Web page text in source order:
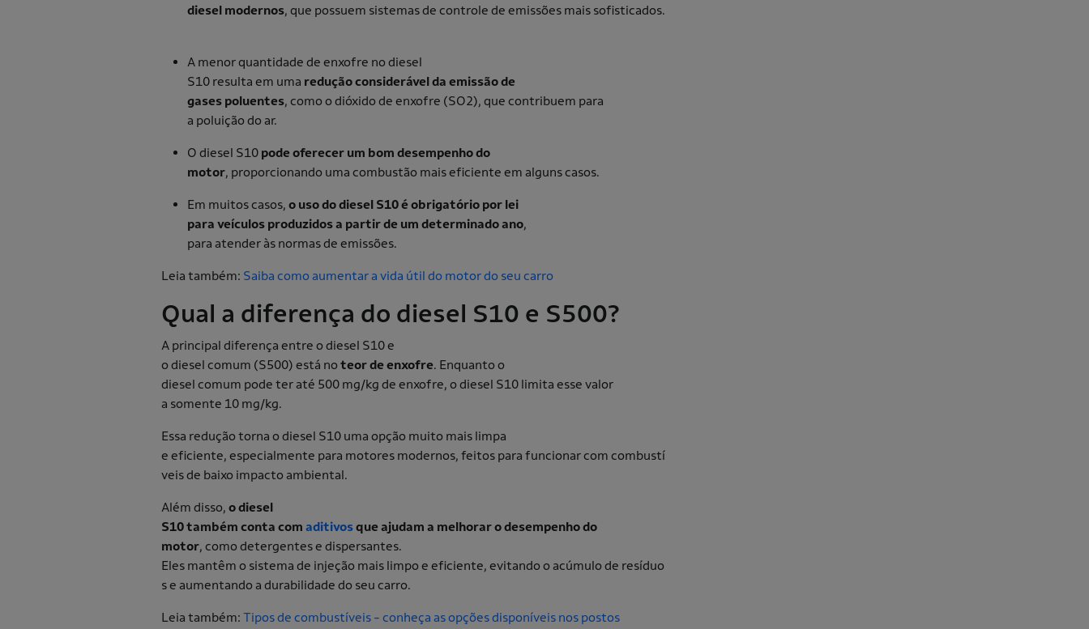
diesel modernos, que possuem sistemas de controle de emissões mais sofisticados.
A menor quantidade de enxofre no diesel
S10 resulta em uma redução considerável da emissão de
gases poluentes, como o dióxido de enxofre (SO2), que contribuem para
a poluição do ar.
O diesel S10 pode oferecer um bom desempenho do
motor, proporcionando uma combustão mais eficiente em alguns casos.
Em muitos casos, o uso do diesel S10 é obrigatório por lei
para veículos produzidos a partir de um determinado ano,
para atender às normas de emissões.
Leia também: Saiba como aumentar a vida útil do motor do seu carro
Qual a diferença do diesel S10 e S500?
A principal diferença entre o diesel S10 e
o diesel comum (S500) está noteor de enxofre. Enquanto o
diesel comum pode ter até 500 mg/kg de enxofre, o diesel S10 limita esse valor
a somente 10 mg/kg.
Essa redução torna o diesel S10 uma opção muito mais limpa
e eficiente, especialmente para motores modernos, feitos para funcionar com combustí
veis de baixo impacto ambiental.
Além disso, o diesel
S10 também conta com aditivosque ajudam a melhorar o desempenho do
motor, como detergentes e dispersantes.
Eles mantêm o sistema de injeção mais limpo e eficiente, evitando o acúmulo de resíduo
s e aumentando a durabilidade do seu carro.
Leia também: Tipos de combustíveis - conheça as opções disponíveis nos postos